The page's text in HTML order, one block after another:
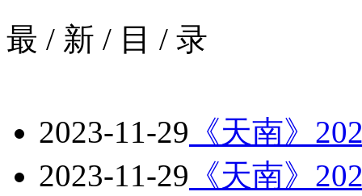
最 / 新 / 目 / 录
2023-11-29 《天南》
2023-11-29 《天南》